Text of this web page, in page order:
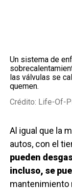
Un sistema de
las válvulas se
quemen.
Crédito: Life-Of-
Al igual que la
autos, con el
pueden
incluso, se
mantenimiento